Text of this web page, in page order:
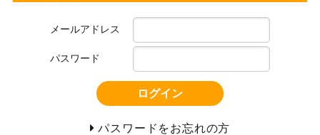
メールアドレス
パスワード
ログイン
パスワードをお忘れの方